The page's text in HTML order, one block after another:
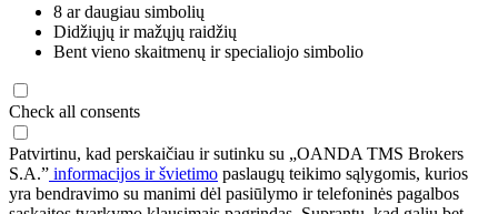
8 ar daugiau simbolių
Didžiųjų ir mažųjų raidžių
Bent vieno skaitmenų ir specialiojo simbolio
Check all consents
Patvirtinu, kad perskaičiau ir sutinku su „OANDA TMS Brokers
S.A.” informacijos ir švietimo paslaugų teikimo sąlygomis, kurios
yra bendravimo su manimi dėl pasiūlymo ir telefoninės pagalbos